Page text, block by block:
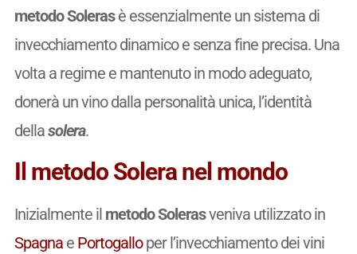
metodo Solerasè essenzialmente un sistema di
invecchiamento dinamico e senza fine precisa. Una
volta a regime e mantenuto in modo adeguato,
donerà un vino dalla personalità unica, l’identità
dellasolera.
Il metodo Solera nel mondo
Inizialmente il metodo Solerasveniva utilizzato in
Spagnae Portogalloper l’invecchiamento dei vini